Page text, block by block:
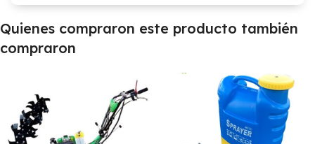
Quienes compraron este producto también
compraron